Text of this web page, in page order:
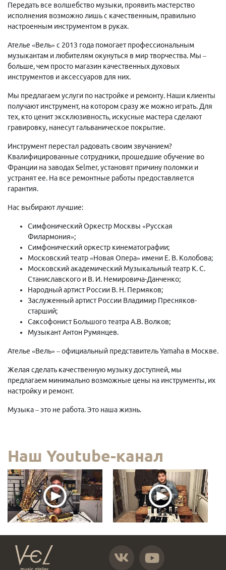
Передать все волшебство музыки, проявить мастерство
исполнения возможно лишь с качественным, правильно
настроенным инструментом в руках.
Ателье «Вель» с 2013 года помогает профессиональным
музыкантам и любителям окунуться в мир творчества. Мы –
больше, чем просто магазин качественных духовых
инструментов и аксессуаров для них.
Мы предлагаем услуги по настройке и ремонту. Наши клиенты
получают инструмент, на котором сразу же можно играть. Для
тех, кто ценит эксклюзивность, искусные мастера сделают
гравировку, нанесут гальваническое покрытие.
Инструмент перестал радовать своим звучанием?
Квалифицированные сотрудники, прошедшие обучение во
Франции на заводах Selmer, установят причину поломки и
устранят ее. На все ремонтные работы предоставляется
гарантия.
Нас выбирают лучшие:
Симфонический Оркестр Москвы «Русская
Филармония»;
Симфонический оркестр кинематографии;
Московский театр «Новая Опера» имени Е. В. Колобова;
Московский академический Музыкальный театр К. С.
Станиславского и В. И. Немировича-Данченко;
Народный артист России В. Н. Пермяков;
Заслуженный артист России Владимир Пресняков-
старший;
Саксофонист Большого театра А.В. Волков;
Музыкант Антон Румянцев.
Ателье «Вель» – официальный представитель Yamaha в Москве.
Желая сделать качественную музыку доступней, мы
предлагаем минимально возможные цены на инструменты, их
настройку и ремонт.
Музыка – это не работа. Это наша жизнь.
Наш Youtube-канал